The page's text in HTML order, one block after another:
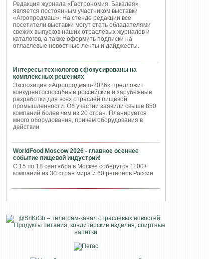
Редакция журнала «Гастрономия. Бакалея»
является постоянным участником выставки
«Агропродмаш». На стенде редакции все
посетители выставки могут стать обладателями
свежих выпусков наших отраслевых журналов и
каталогов, а также оформить подписки на
отласлевые новостные ленты и дайджесты.
Интересы технологов сфокусированы на
комплексных решениях
Экспозиция «Агропродмаш-2026» предложит
конкурентоспособные российские и зарубежные
разработки для всех отраслей пищевой
промышленности. Об участии заявили свыше 850
компаний более чем из 20 стран. Планируется
много оборудования, причем оборудования в
действии
WorldFood Moscow 2026 - главное осеннее
событие пищевой индустрии!
С 15 по 18 сентября в Москве соберутся 1100+
компаний из 30 стран мира и 60 регионов России